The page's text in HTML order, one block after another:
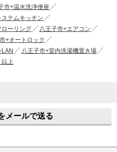
市+温水洗浄便座
テムキッチン
ローリング
八王子市+エアコン
+オートロック
八王子市+室内洗濯機置き場
以上
メールで送る